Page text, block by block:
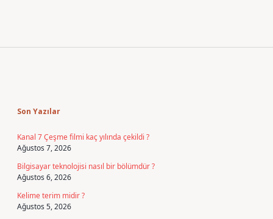
Son Yazılar
Kanal 7 Çeşme filmi kaç yılında çekildi ?
Ağustos 7, 2026
Bilgisayar teknolojisi nasıl bir bölümdür ?
Ağustos 6, 2026
Kelime terim midir ?
Ağustos 5, 2026